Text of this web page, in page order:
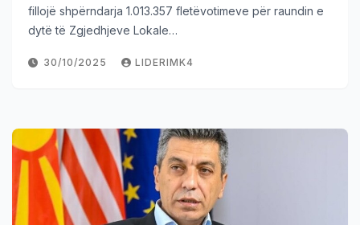
fillojë shpërndarja 1.013.357 fletëvotimeve për raundin e
dytë të Zgjedhjeve Lokale…
30/10/2025 LIDERIMK4